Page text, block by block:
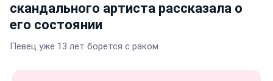
скандального артиста рассказала о
его состоянии
Певец уже 13 лет борется с раком